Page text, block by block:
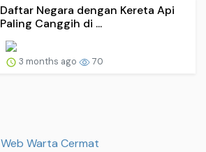
Daftar Negara dengan Kereta Api
Paling Canggih di ...
3 months ago 70
Web Warta Cermat